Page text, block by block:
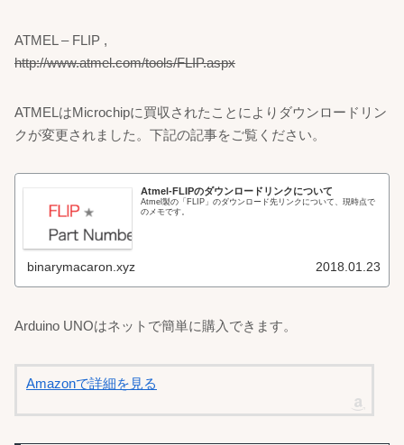
ATMEL – FLIP ,
http://www.atmel.com/tools/FLIP.aspx
ATMELはMicrochipに買収されたことによりダウンロードリン
クが変更されました。下記の記事をご覧ください。
Atmel-FLIPのダウンロードリンクについて
Atmel製の「FLIP」のダウンロード先リンクについて、現時点で
のメモです。
binarymacaron.xyz 2018.01.23
Arduino UNOはネットで簡単に購入できます。
Amazonで詳細を見る